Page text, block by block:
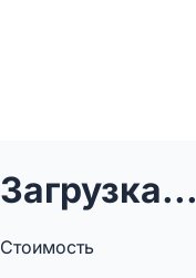
Загрузка...
Стоимость